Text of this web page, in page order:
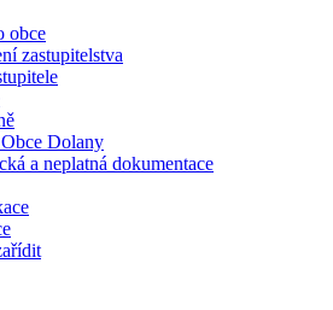
obce
zastupitelstva
Dolany
a neplatná dokumentace